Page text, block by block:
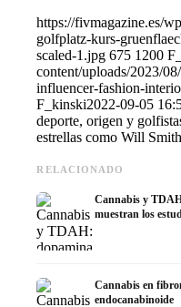
https://fivmagazine.es/
golfplatz-kurs-
scaled-1.jpg 675 1200
content/uploads/2023/
influencer-fashion-
F_kinski2022-09-05
deporte, origen y
estrellas como Will
RELACIONADO
Cannabis y
muestran los
Cannabis en
endocanabinoide